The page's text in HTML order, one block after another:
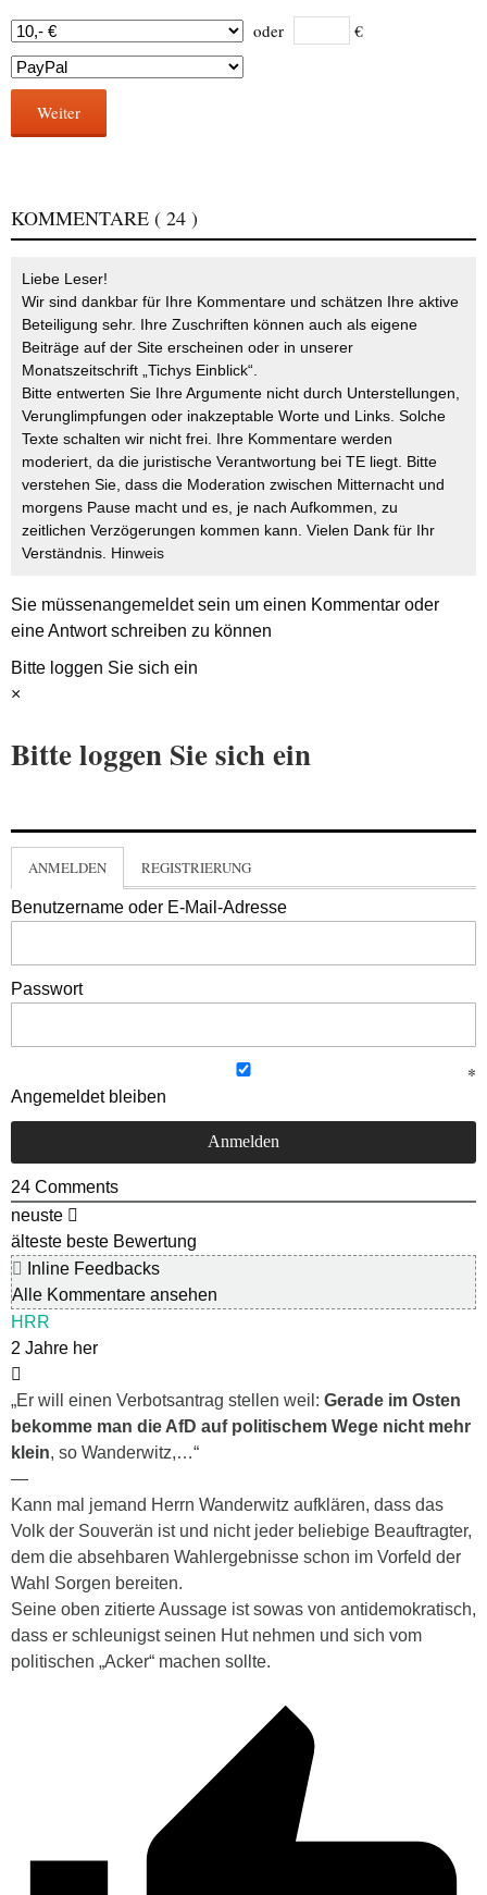
oder €
Weiter
KOMMENTARE ( 24 )
Liebe Leser!
Wir sind dankbar für Ihre Kommentare und schätzen Ihre aktive
Beteiligung sehr. Ihre Zuschriften können auch als eigene
Beiträge auf der Site erscheinen oder in unserer
Monatszeitschrift „Tichys Einblick“.
Bitte entwerten Sie Ihre Argumente nicht durch Unterstellungen,
Verunglimpfungen oder inakzeptable Worte und Links. Solche
Texte schalten wir nicht frei. Ihre Kommentare werden
moderiert, da die juristische Verantwortung bei TE liegt. Bitte
verstehen Sie, dass die Moderation zwischen Mitternacht und
morgens Pause macht und es, je nach Aufkommen, zu
zeitlichen Verzögerungen kommen kann. Vielen Dank für Ihr
Verständnis. Hinweis
Sie müssenangemeldetsein um einen Kommentar oder
eine Antwort schreiben zu können
Bitte loggen Sie sich ein
×
Bitte loggen Sie sich ein
ANMELDEN REGISTRIERUNG
Benutzername oder E-Mail-Adresse
Passwort
Angemeldet bleiben
24 Comments
neuste
älteste beste Bewertung
Inline Feedbacks
Alle Kommentare ansehen
HRR
2 Jahre her
„Er will einen Verbotsantrag stellen weil: Gerade im Osten
bekomme man die AfD auf politischem Wege nicht mehr
klein, so Wanderwitz,…“
—
Kann mal jemand Herrn Wanderwitz aufklären, dass das
Volk der Souverän ist und nicht jeder beliebige Beauftragter,
dem die absehbaren Wahlergebnisse schon im Vorfeld der
Wahl Sorgen bereiten.
Seine oben zitierte Aussage ist sowas von antidemokratisch,
dass er schleunigst seinen Hut nehmen und sich vom
politischen „Acker“ machen sollte.